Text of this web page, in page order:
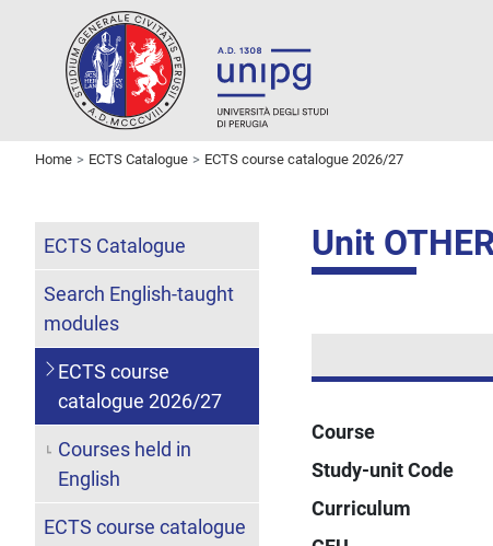
Home ECTS Catalogue ECTS course catalogue 2026/27
Unit
Course
Study-unit Code
Curriculum
ECTS Catalogue
Search English-taught
modules
ECTS course
catalogue 2026/27
Courses held in
English
ECTS course catalogue